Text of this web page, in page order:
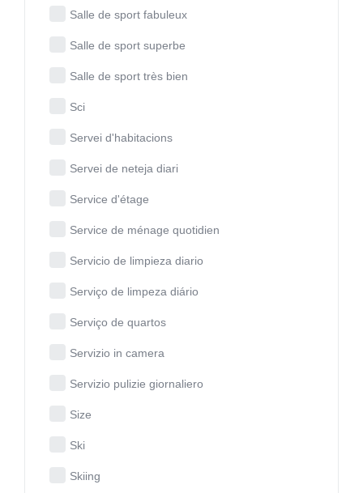
Salle de sport fabuleux
Salle de sport superbe
Salle de sport très bien
Sci
Servei d'habitacions
Servei de neteja diari
Service d'étage
Service de ménage quotidien
Servicio de limpieza diario
Serviço de limpeza diário
Serviço de quartos
Servizio in camera
Servizio pulizie giornaliero
Size
Ski
Skiing